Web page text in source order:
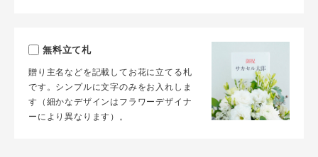
無料立て札
贈り主名などを記載してお花に立てる札
です。シンプルに文字のみをお入れしま
す（細かなデザインはフラワーデザイナ
ーにより異なります）。